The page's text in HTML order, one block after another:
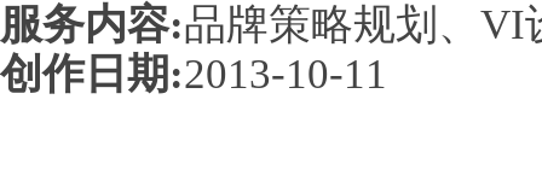
服务内容:品牌策略规划、VI
创作日期:2013-10-11